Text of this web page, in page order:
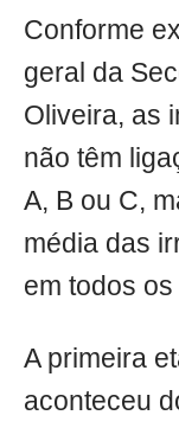
Conforme
geral da
Oliveira, as
não têm
A, B ou C,
média das
em todos
A primeira
aconteceu